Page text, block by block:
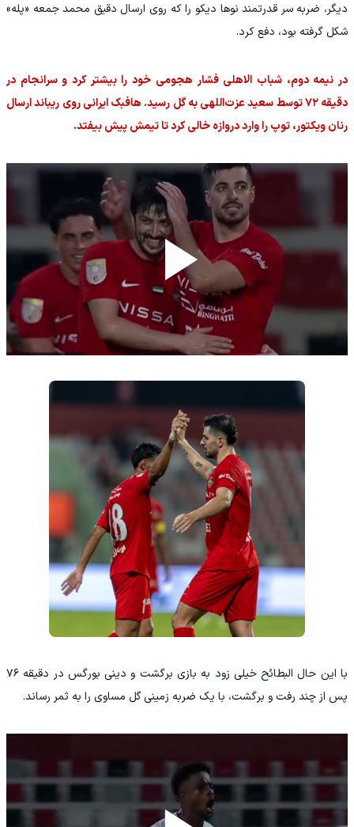
دیگر، ضربه سر قدرتمند نوها دیکو را که روی ارسال دقیق محمد جمعه «پله»
شکل گرفته بود، دفع کرد.
در نیمه دوم، شباب الاهلی فشار هجومی خود را بیشتر کرد و سرانجام در
دقیقه ۷۲ توسط سعید عزت‌اللهی به گل رسید. هافبک ایرانی روی ریباند ارسال
رنان ویکتور، توپ را وارد دروازه خالی کرد تا تیمش پیش بیفتد.
با این حال البطائح خیلی زود به بازی برگشت و دینی بورگس در دقیقه ۷۶
پس از چند رفت و برگشت، با یک ضربه زمینی گل مساوی را به ثمر رساند.